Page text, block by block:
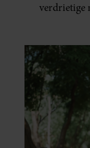
verdrietige